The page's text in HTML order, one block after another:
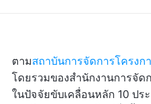
ตามสถาบันการจัดการโครงก
โดยรวมของสำนักงานการจัด
ในปัจจัยขับเคลื่อนหลัก 10 ปร